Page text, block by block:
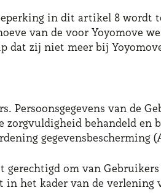
in dit artikel 8 wordt
van de voor Yoyomove
dat zij niet meer bij
Persoonsgegevens van de
behandeld en
gegevensbescherming
om van
in het kader van de